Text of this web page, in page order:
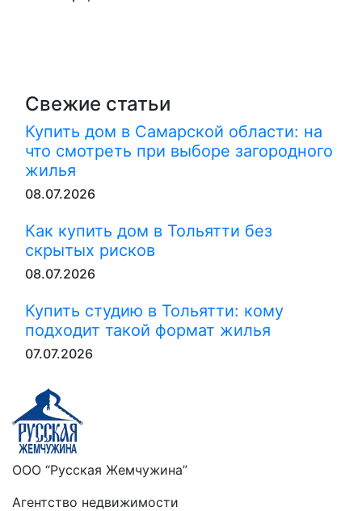
Свежие статьи
Купить дом в Самарской области: на
что смотреть при выборе загородного
жилья
08.07.2026
Как купить дом в Тольятти без
скрытых рисков
08.07.2026
Купить студию в Тольятти: кому
подходит такой формат жилья
07.07.2026
ООО “Русская Жемчужина”
Агентство недвижимости